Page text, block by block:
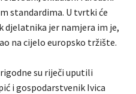
standardima. U tvrtki će
djelatnika jer namjera im je,
na cijelo europsko tržište.
su riječi uputili
i gospodarstvenik Ivica